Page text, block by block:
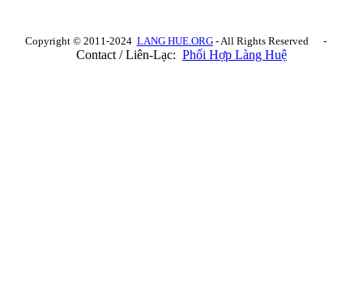
Copyright © 2011-2024 LANG HUE.ORG- All Rights Reserved -
Contact / Liên-Lạc: Phối Hợp Làng Huệ